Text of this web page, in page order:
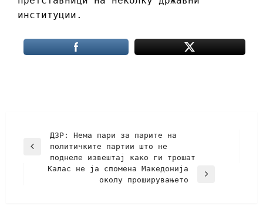
институции.
ДЗР: Нема пари за парите на
политичките партии што не
поднеле извештај како ги трошат
Калас не ја спомена Македонија
околу проширувањето